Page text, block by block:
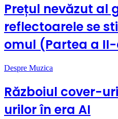
Prețul nevăzut al
reflectoarele se
omul (Partea a
Despre Muzica
Războiul cover-
urilor în era AI